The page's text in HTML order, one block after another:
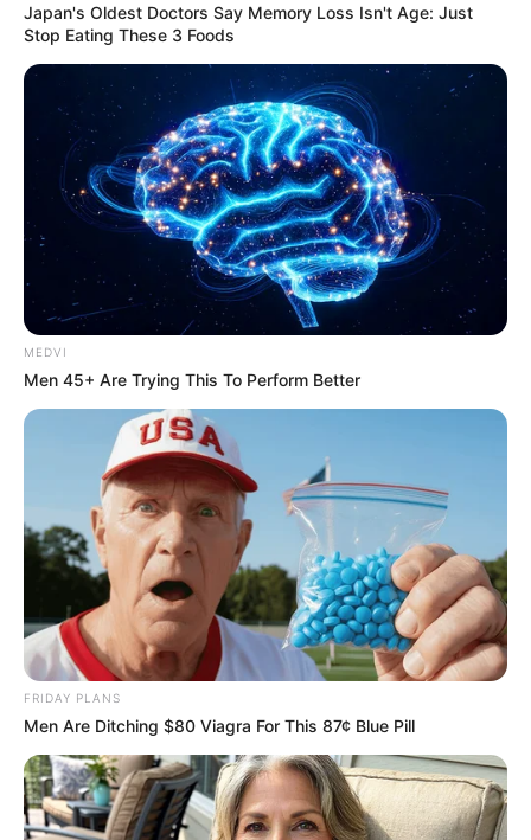
Japan's Oldest Doctors Say Memory Loss Isn't Age: Just
Stop Eating These 3 Foods
MEDVI
Men 45+ Are Trying This To Perform Better
FRIDAY PLANS
Men Are Ditching $80 Viagra For This 87¢ Blue Pill